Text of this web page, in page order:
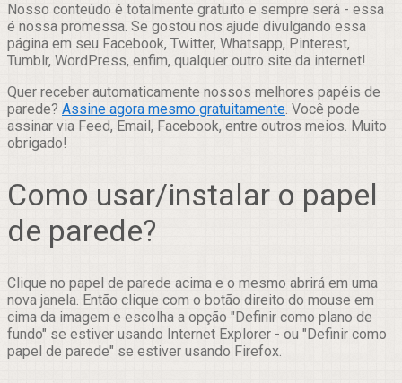
Nosso conteúdo é totalmente gratuito e sempre será - essa
é nossa promessa. Se gostou nos ajude divulgando essa
página em seu Facebook, Twitter, Whatsapp, Pinterest,
Tumblr, WordPress, enfim, qualquer outro site da internet!
Quer receber automaticamente nossos melhores papéis de
parede? Assine agora mesmo gratuitamente. Você pode
assinar via Feed, Email, Facebook, entre outros meios. Muito
obrigado!
Como usar/instalar o papel
de parede?
Clique no papel de parede acima e o mesmo abrirá em uma
nova janela. Então clique com o botão direito do mouse em
cima da imagem e escolha a opção "Definir como plano de
fundo" se estiver usando Internet Explorer - ou "Definir como
papel de parede" se estiver usando Firefox.